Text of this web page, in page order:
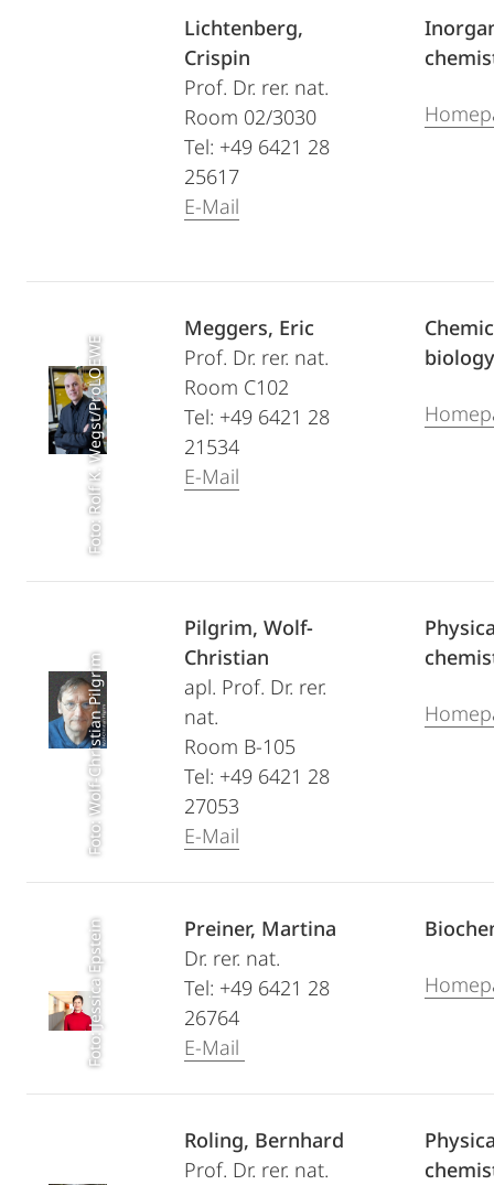
Lichtenberg,
Crispin
Prof. Dr. rer. nat.
Room 02/3030
Tel: +49 6421 28
25617
E-Mail
Foto: Rolf K. Wegst/ProLOEWE
Meggers, Eric
Prof. Dr. rer. nat.
Room C102
Tel: +49 6421 28
21534
E-Mail
biology
Foto: Wolf-Christian Pilgrim
Pilgrim, Wolf-
Christian
apl. Prof. Dr. rer.
nat.
Room B-105
Tel: +49 6421 28
27053
E-Mail
Foto: Jessica Epstein
Preiner, Martina
Dr. rer. nat.
Tel: +49 6421 28
26764
E-Mail
Roling, Bernhard
Prof. Dr. rer. nat.